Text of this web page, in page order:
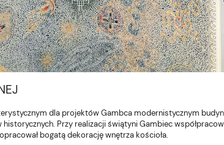
dla projektów Gambca modernistycznym
Przy realizacji świątyni Gambiec
bogatą dekorację wnętrza kościoła.